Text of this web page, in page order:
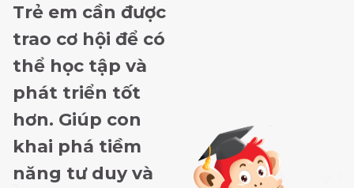
Trẻ em cần được
trao cơ hội để có
thể học tập và
phát triển tốt
hơn. Giúp con
khai phá tiềm
năng tư duy và